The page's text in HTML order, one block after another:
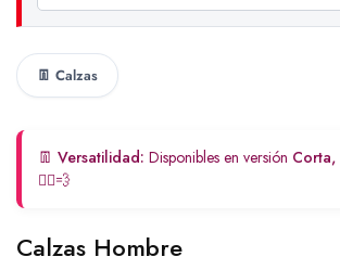
👖 Calzas
👖 Versatilidad: Disponibles en versión
🏃‍♀️💨
Calzas Hombre